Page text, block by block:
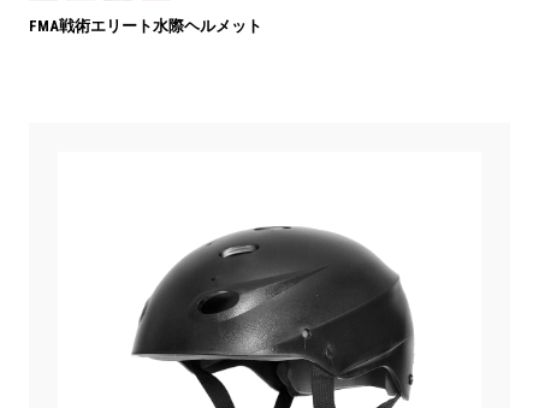
FMA戦術エリート水際ヘルメット